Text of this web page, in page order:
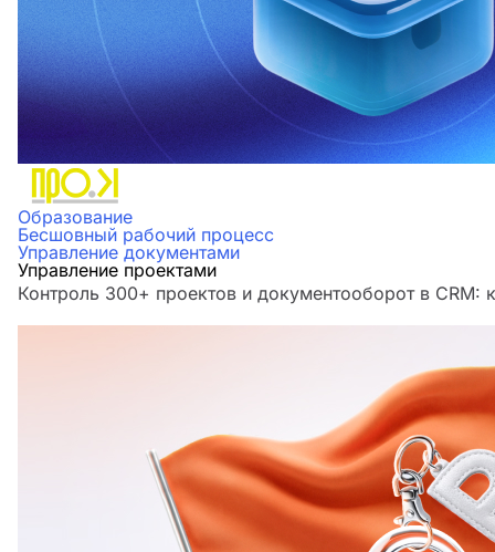
Образование
Бесшовный рабочий процесс
Управление документами
Управление проектами
Контроль 300+ проектов и документооборот в CRM: